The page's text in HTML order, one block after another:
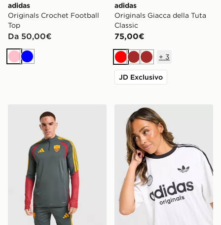
adidas
Originals Crochet Football
Top
Da 50,00€
Rosa
Blu
adidas
Originals Giacca della Tuta
Classic
75,00€
RossoMarrone
Marrone
+ 3
JD Exclusivo
adidas AS Roma Tiro 26 Training Topadidas Originals Football